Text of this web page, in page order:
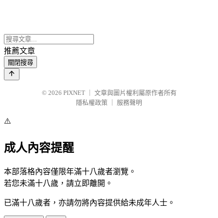
推薦文章
關閉搜尋
© 2026 PIXNET
文章與圖片權利屬原作者所有
隱私權政策
服務聲明
⚠️
成人內容提醒
本部落格內容僅限年滿十八歲者瀏覽。
若您未滿十八歲，請立即離開。
已滿十八歲者，亦請勿將內容提供給未成年人士。